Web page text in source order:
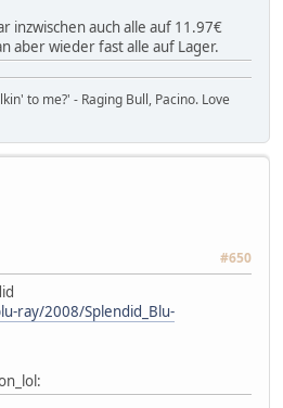
inzwischen auch alle auf 11.97€
aber wieder fast alle auf Lager.
to me?' - Raging Bull, Pacino. Love
#650
ray/2008/Splendid_Blu-